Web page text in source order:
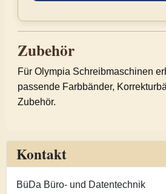
Zubehör
Für Olympia Schreibmaschinen
passende Farbbänder,
Zubehör.
Kontakt
BüDa Büro- und Datentechnik